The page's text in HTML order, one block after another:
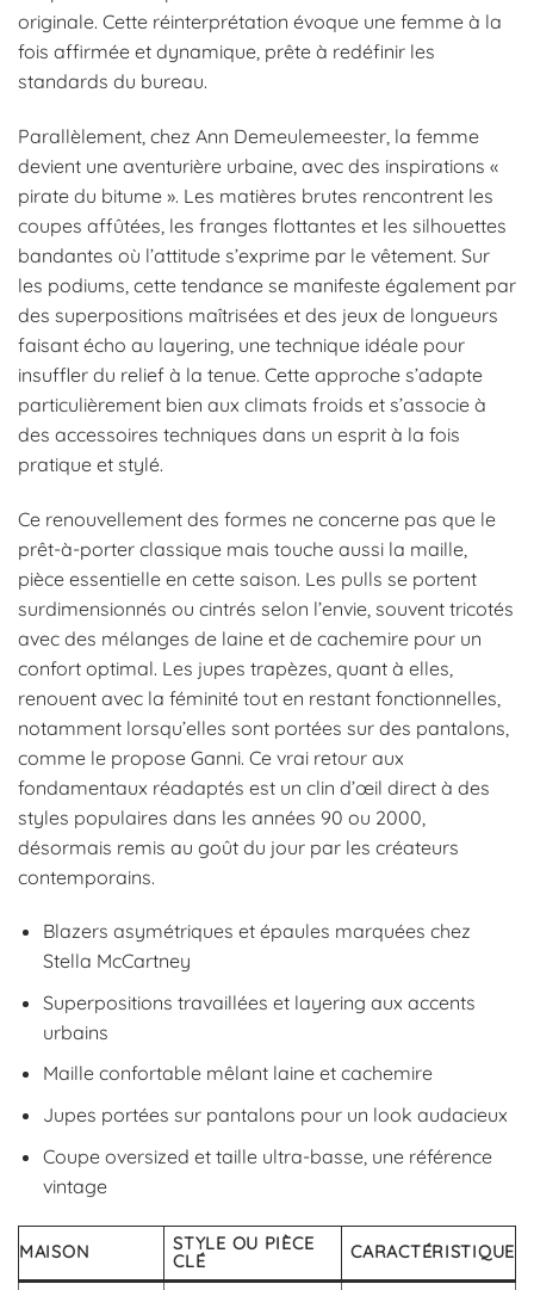
originale. Cette réinterprétation évoque une femme à la
fois affirmée et dynamique, prête à redéfinir les
standards du bureau.
Parallèlement, chez Ann Demeulemeester, la femme
devient une aventurière urbaine, avec des inspirations «
pirate du bitume ». Les matières brutes rencontrent les
coupes affûtées, les franges flottantes et les silhouettes
bandantes où l’attitude s’exprime par le vêtement. Sur
les podiums, cette tendance se manifeste également par
des superpositions maîtrisées et des jeux de longueurs
faisant écho au layering, une technique idéale pour
insuffler du relief à la tenue. Cette approche s’adapte
particulièrement bien aux climats froids et s’associe à
des accessoires techniques dans un esprit à la fois
pratique et stylé.
Ce renouvellement des formes ne concerne pas que le
prêt-à-porter classique mais touche aussi la maille,
pièce essentielle en cette saison. Les pulls se portent
surdimensionnés ou cintrés selon l’envie, souvent tricotés
avec des mélanges de laine et de cachemire pour un
confort optimal. Les jupes trapèzes, quant à elles,
renouent avec la féminité tout en restant fonctionnelles,
notamment lorsqu’elles sont portées sur des pantalons,
comme le propose Ganni. Ce vrai retour aux
fondamentaux réadaptés est un clin d’œil direct à des
styles populaires dans les années 90 ou 2000,
désormais remis au goût du jour par les créateurs
contemporains.
Blazers asymétriques et épaules marquées chez
Stella McCartney
Superpositions travaillées et layering aux accents
urbains
Maille confortable mêlant laine et cachemire
Jupes portées sur pantalons pour un look audacieux
Coupe oversized et taille ultra-basse, une référence
vintage
MAISON
STYLE OU PIÈCE
CLÉ
CARACTÉRISTIQUE